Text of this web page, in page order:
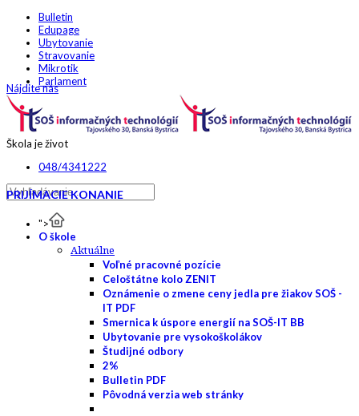
Bulletin
Edupage
Ubytovanie
Stravovanie
Mikrotik
Parlament
Nájdite nás
Škola je život
048/4341222
PRIJÍMACIE KONANIE
">
O škole
Aktuálne
Voľné pracovné pozície
Celoštátne kolo ZENIT
Oznámenie o zmene ceny jedla pre žiakov SOŠ -
IT PDF
Smernica k úspore energií na SOŠ-IT BB
Ubytovanie pre vysokoškolákov
Študijné odbory
2%
Bulletin PDF
Pôvodná verzia web stránky